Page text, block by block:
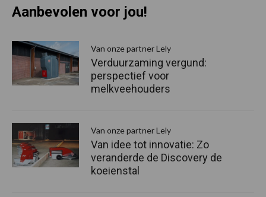
Aanbevolen voor jou!
Van onze partner Lely
Verduurzaming vergund:
perspectief voor
melkveehouders
Van onze partner Lely
Van idee tot innovatie: Zo
veranderde de Discovery de
koeienstal